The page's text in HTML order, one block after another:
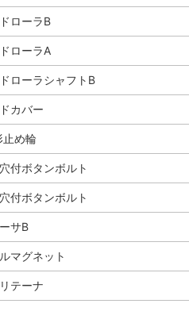
ローラB
ローラA
ローラシャフトB
カバー
止め輪
付ボタンボルト
付ボタンボルト
サB
マグネット
テーナ